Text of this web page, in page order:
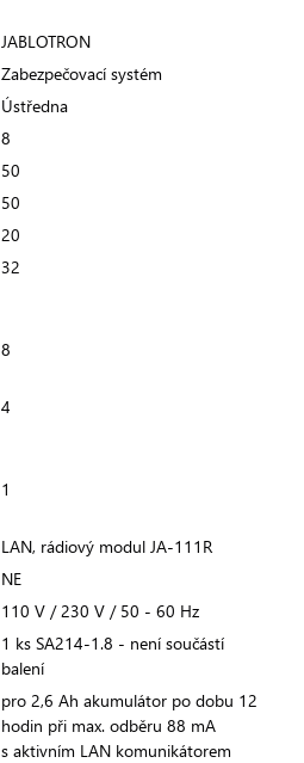
JABLOTRON
Zabezpečovací systém
Ústředna
8
50
50
20
32
8
4
1
LAN, rádiový modul JA-111R
NE
110 V / 230 V / 50 - 60 Hz
1 ks SA214-1.8 - není součástí
balení
pro 2,6 Ah akumulátor po dobu 12
hodin při max. odběru 88 mA
s aktivním LAN komunikátorem